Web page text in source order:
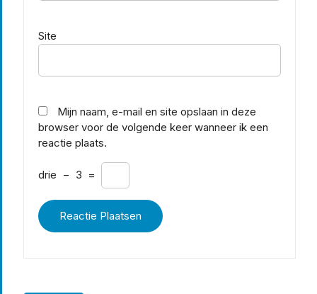
Site
Mijn naam, e-mail en site opslaan in deze
browser voor de volgende keer wanneer ik een
reactie plaats.
drie − 3 =